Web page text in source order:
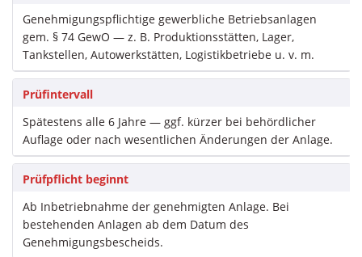
Genehmigungspflichtige gewerbliche Betriebsanlagen
gem. § 74 GewO — z. B. Produktionsstätten, Lager,
Tankstellen, Autowerkstätten, Logistikbetriebe u. v. m.
Prüfintervall
Spätestens alle 6 Jahre — ggf. kürzer bei behördlicher
Auflage oder nach wesentlichen Änderungen der Anlage.
Prüfpflicht beginnt
Ab Inbetriebnahme der genehmigten Anlage. Bei
bestehenden Anlagen ab dem Datum des
Genehmigungsbescheids.